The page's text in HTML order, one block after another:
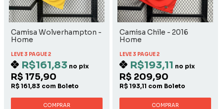
Camisa Wolverhampton -
Home
LEVE 3 PAGUE 2
R$161,83 no pix
R$ 175,90
R$ 161,83 com Boleto
COMPRAR
Camisa Chile - 2016
Home
LEVE 3 PAGUE 2
R$193,11 no pix
R$ 209,90
R$ 193,11 com Boleto
COMPRAR